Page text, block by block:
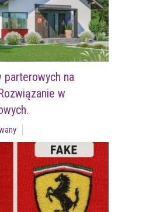
parterowych na
w